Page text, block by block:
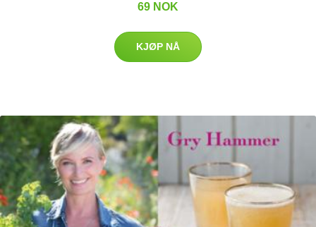
69 NOK
KJØP NÅ